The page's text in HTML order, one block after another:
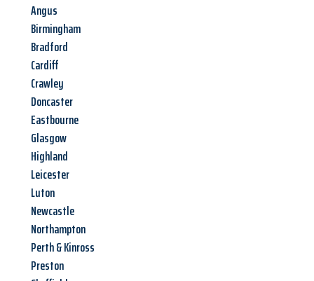
Angus
Birmingham
Bradford
Cardiff
Crawley
Doncaster
Eastbourne
Glasgow
Highland
Leicester
Luton
Newcastle
Northampton
Perth & Kinross
Preston